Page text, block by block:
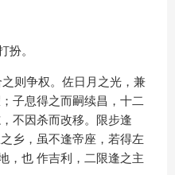
扮。
则争权。佐日月之光，兼
子息得之而嗣续昌，十二
不因杀而改移。限步逢
乡，虽不逢帝座，若得左
，也 作吉利，二限逢之主